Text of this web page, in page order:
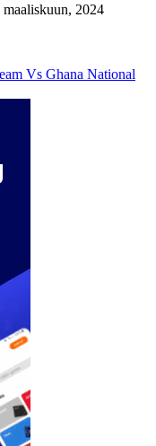
maaliskuun, 2024
Vs Ghana National